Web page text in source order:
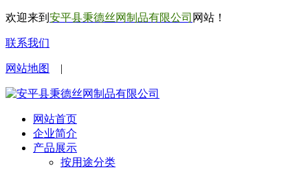
欢迎来到 安平县秉德丝网制品有限公司 网站！
联系我们
网站地图 |
网站首页
企业简介
产品展示
按用途分类